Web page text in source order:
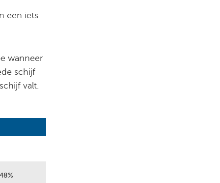
een iets
wanneer
schijf
valt.